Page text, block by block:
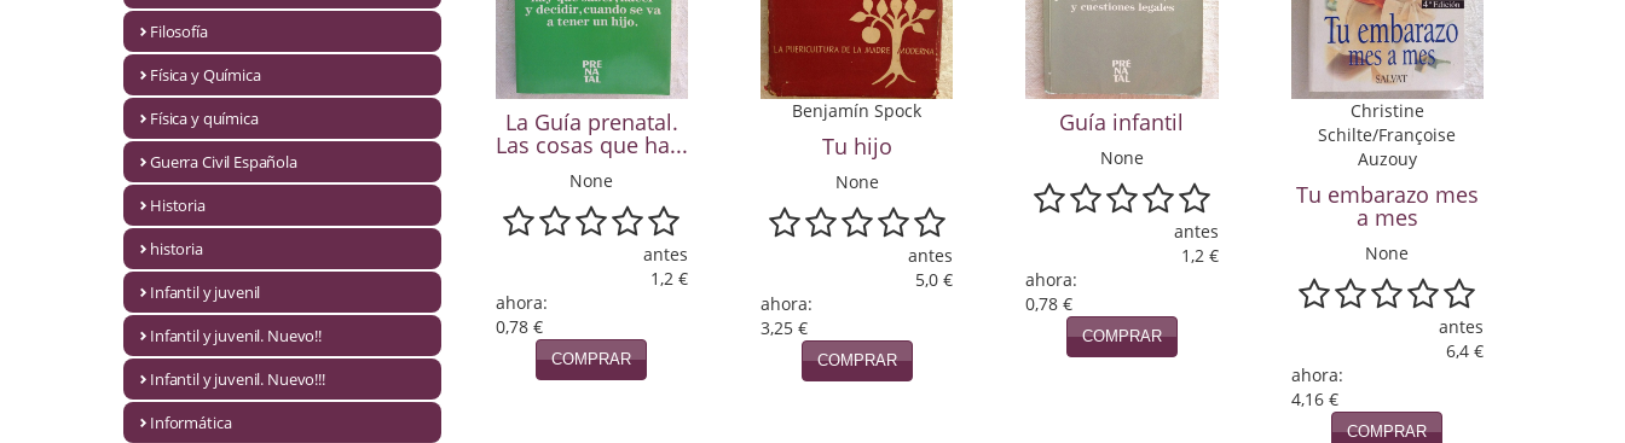
Ensayo literario
Guerra Civil Española
Filosofía
Física y Química
Física y química
Guerra Civil Española
Historia
historia
Infantil y juvenil
Infantil y juvenil. Nuevo!!
Infantil y juvenil. Nuevo!!!
Informática
La Guía prenatal.
Las cosas que ha...
None
antes
1,2 €
ahora:
0,78 €
COMPRAR
Benjamín Spock
Tu hijo
None
antes
5,0 €
ahora:
3,25 €
COMPRAR
Guía infantil
None
antes
1,2 €
ahora:
0,78 €
COMPRAR
Christine
Schilte/Françoise
Auzouy
Tu embarazo mes
a mes
None
antes
6,4 €
ahora:
4,16 €
COMPRAR